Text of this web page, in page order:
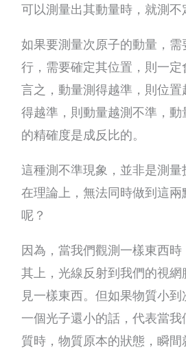
可以測量出其動量時，就測不
如果要測量次原子的動量，
行，需要確定其位置，則一
言之，動量測得越準，則位
得越準，則動量越測不準，
的精確度是成反比的。
這種測不準現象，並非是測
在理論上，無法同時做到這
呢？
因為，當我們觀測一樣東西
其上，光線反射到我們的視
見一樣東西。但如果物質小
一個光子還小的話，代表當
質時，物質原本的狀態，瞬